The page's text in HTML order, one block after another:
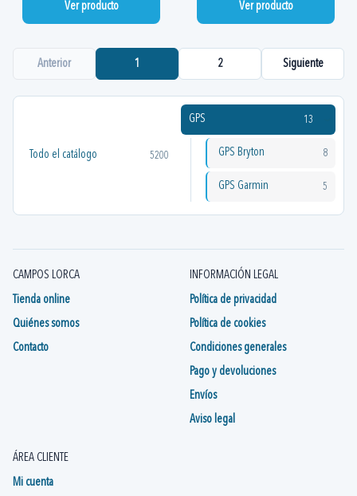
Todo el catálogo 5200
GPS 13
GPS Bryton 8
GPS Garmin 5
Ver producto Ver producto
Anterior 1 2 Siguiente
CAMPOS LORCA
Tienda online
Quiénes somos
Contacto
INFORMACIÓN LEGAL
Política de privacidad
Política de cookies
Condiciones generales
Pago y devoluciones
Envíos
Aviso legal
ÁREA CLIENTE
Mi cuenta